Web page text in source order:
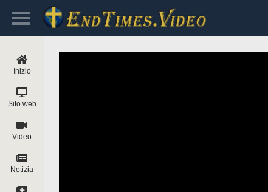
Inizio
Sito web
Video
Notizia